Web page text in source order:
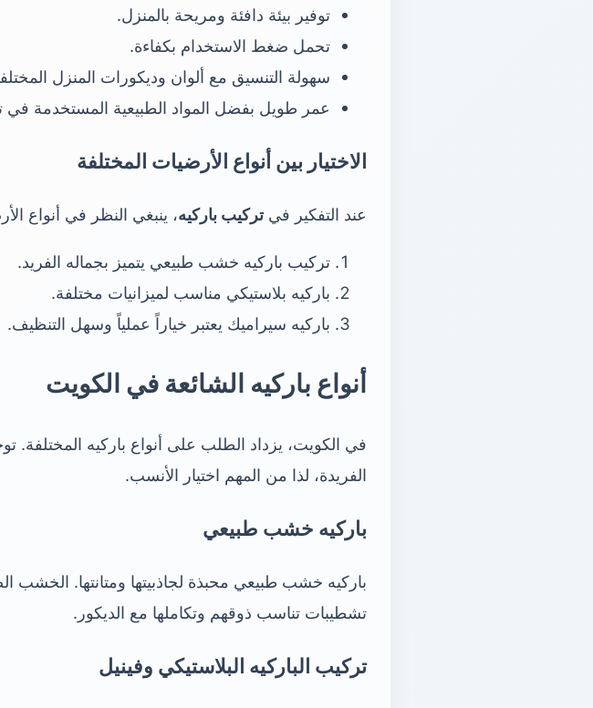
توفير بيئة دافئة ومريحة بالمنزل.
تحمل ضغط الاستخدام بكفاءة.
سهولة التنسيق مع ألوان وديكورات المنزل
عمر طويل بفضل المواد الطبيعية المستخدمة في
الاختيار بين أنواع الأرضيات المختلفة
عند التفكير فيتركيب باركيه، ينبغي النظر في أنواع
تركيب باركيه خشب طبيعي يتميز بجماله الفريد.
باركيه بلاستيكي مناسب لميزانيات مختلفة.
باركيه سيراميك يعتبر خياراً عملياً وسهل التنظيف.
أنواع باركيه الشائعة في الكويت
في الكويت، يزداد الطلب على أنواع باركيه المختلفة.
الفريدة، لذا من المهم اختيار الأنسب.
باركيه خشب طبيعي
باركيه خشب طبيعي محبذة لجاذبيتها ومتانتها. الخشب
تشطيبات تناسب ذوقهم وتكاملها مع الديكور.
تركيب الباركيه البلاستيكي وفينيل